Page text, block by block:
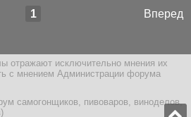
Вперед
1
отражают исключительно мнения их
с мнением Администрации форума
самогонщиков, пивоваров, виноделов,